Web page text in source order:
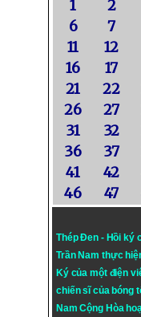
1 2
6
7
11
12
16
17
21
22
26
27
31
32
36
37
41
42
46
47
Thép Đen - Hồi ký
Trần Nam thực
Ký của một điện
chiến sĩ của bóng
Nam Cộng Hòa